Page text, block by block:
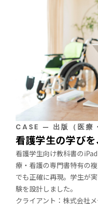
CASE — 出版（医療
看護学生の学び
看護学生向け教科書の
療・看護の専門書特有の
でも正確に再現。学生が
験を設計しました。
クライアント：株式会社